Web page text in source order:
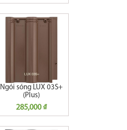
Ngói sóng LUX 03S+
(Plus)
285,000 ₫